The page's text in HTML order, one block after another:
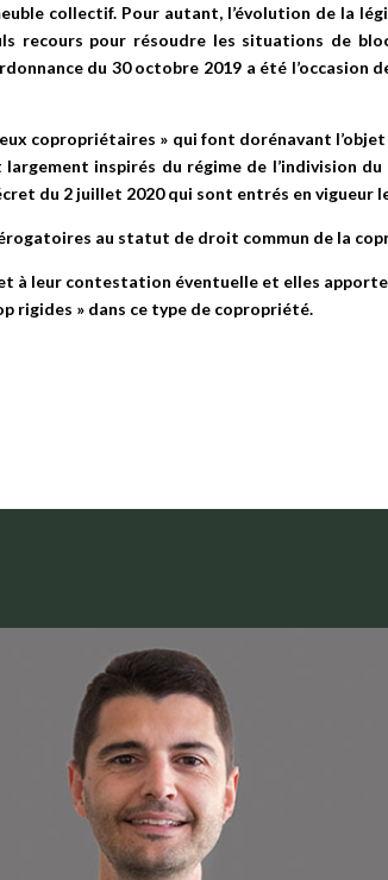
collectif. Pour autant, l’évolution de la
recours pour résoudre les situations de
du 30 octobre 2019 a été
copropriétaires » qui font dorénavant
inspirés du régime de l’indivision
du 2 juillet 2020 qui sont entrés en vigueur
au statut de droit commun de la
à leur contestation éventuelle et elles
rigides » dans ce type de copropriété.